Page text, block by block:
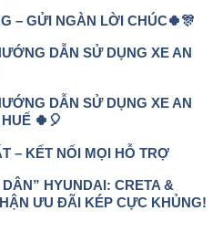
– GỬI NGÀN LỜI CHÚC🍀🎊
DẪN SỬ DỤNG XE AN
DẪN SỬ DỤNG XE AN
🍀🎈
– KẾT NỐI MỌI HỖ TRỢ
HYUNDAI: CRETA &
ƯU ĐÃI KÉP CỰC KHỦNG!